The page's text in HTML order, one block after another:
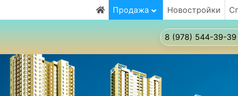
Продажа Новостройки
8 (978) 544-39-39